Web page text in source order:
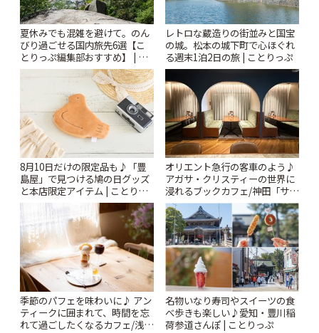
夏休みでも混雑を避けて。のん
びり過ごせる国内旅先6選【こ
とりっぷ編集部おすすめ】 | こ
とりっぷ
レトロな蔵造りの街並みと国宝
の城。松本の城下町で心ほぐれ
る週末1泊2日の旅 | ことりっぷ
8月10日だけの限定品も♪「豊
島屋」で見つける鳩の日グッズ
と本店限定アイテム | ことりっ
ぷ
オリエント急行の客車のよう♪
アガサ・クリスティーの世界に
浸れるブックカフェ/神田「サロ
ンクリスティ」 | ことりっぷ
季節のパフェを味わいに♪ アン
ティークに囲まれて、時間を忘
れて過ごしたくなるカフェ/浅草
名物いなり寿司やスイーツの食
べ歩きも楽しい♪愛知・豊川稲
荷参道さんぽ | ことりっぷ